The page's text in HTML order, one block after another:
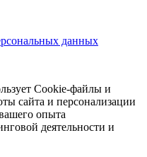
данных
Cookie-файлы и
сайта и персонализации
опыта
деятельности и